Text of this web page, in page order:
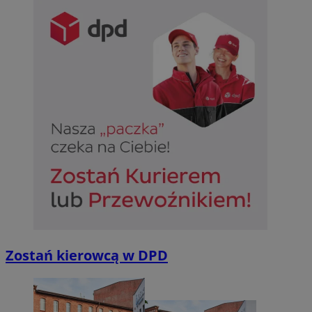
Zostań kierowcą w DPD
Simplifi Holdings
Inc.
.simpli.fi
NGINX Inc.
bh.contextweb.com